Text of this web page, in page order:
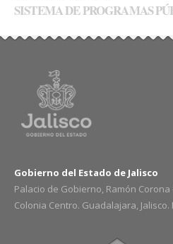
SISTEMA DE PROGRAMAS
Gobierno del Estado de Jalisco
Palacio de Gobierno, Ramón Corona
Colonia Centro. Guadalajara, Jalisco.